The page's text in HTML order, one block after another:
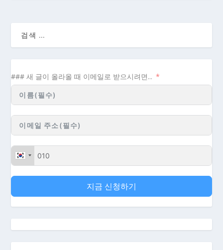
### 새 글이 올라올 때 이메일로 받으시려면...
지금 신청하기